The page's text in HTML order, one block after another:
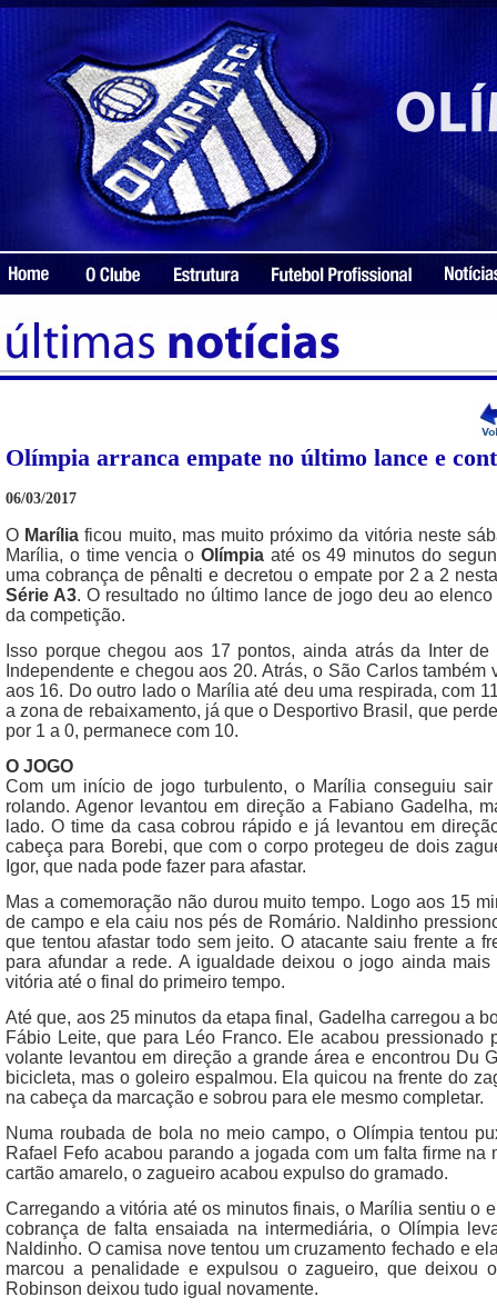
Olímpia arranca empate no último lance e
06/03/2017
O Maríliaficou muito, mas muito próximo da vitória neste
Marília, o time vencia o Olímpia até os 49 minutos do
uma cobrança de pênalti e decretou o empate por 2 a 2
Série A3. O resultado no último lance de jogo deu ao
da competição.
Isso porque chegou aos 17 pontos, ainda atrás da Inter
Independente e chegou aos 20. Atrás, o São Carlos
aos 16. Do outro lado o Marília até deu uma respirada, com
a zona de rebaixamento, já que o Desportivo Brasil, que
por 1 a 0, permanece com 10.
O JOGO
Com um início de jogo turbulento, o Marília conseguiu
rolando. Agenor levantou em direção a Fabiano Gadelha,
lado. O time da casa cobrou rápido e já levantou em
cabeça para Borebi, que com o corpo protegeu de dois
Igor, que nada pode fazer para afastar.
Mas a comemoração não durou muito tempo. Logo aos 15
de campo e ela caiu nos pés de Romário. Naldinho
que tentou afastar todo sem jeito. O atacante saiu frente a
para afundar a rede. A igualdade deixou o jogo ainda
vitória até o final do primeiro tempo.
Até que, aos 25 minutos da etapa final, Gadelha carregou a
Fábio Leite, que para Léo Franco. Ele acabou pressionado
volante levantou em direção a grande área e encontrou Du
bicicleta, mas o goleiro espalmou. Ela quicou na frente do
na cabeça da marcação e sobrou para ele mesmo completar.
Numa roubada de bola no meio campo, o Olímpia tentou
Rafael Fefo acabou parando a jogada com um falta firme
cartão amarelo, o zagueiro acabou expulso do gramado.
Carregando a vitória até os minutos finais, o Marília sentiu o
cobrança de falta ensaiada na intermediária, o Olímpia
Naldinho. O camisa nove tentou um cruzamento fechado e
marcou a penalidade e expulsou o zagueiro, que deixou
Robinson deixou tudo igual novamente.